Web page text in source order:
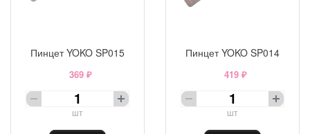
Пинцет YOKO SP015
369 ₽
шт
Пинцет YOKO SP014
419 ₽
шт